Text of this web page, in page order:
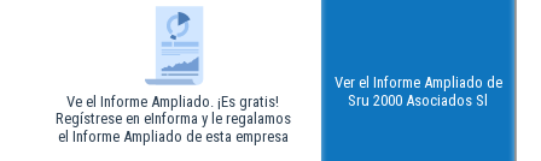
Ve el Informe Ampliado. ¡Es gratis!
Regístrese en eInforma y le regalamos
el Informe Ampliado de esta empresa
Ver el Informe Ampliado de
Sru 2000 Asociados Sl